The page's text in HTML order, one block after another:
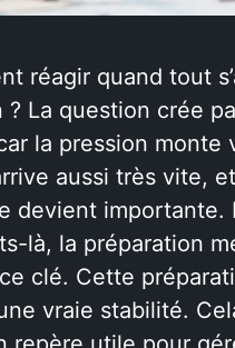
réagir quand tout
? La question crée
la pression monte
aussi très vite,
devient importante.
là, la préparation
clé. Cette
vraie stabilité.